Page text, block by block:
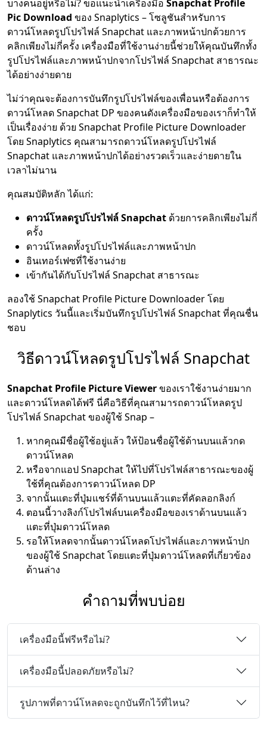
บางคนอยู่หรือไม่? ขอแนะนำเครื่องมือ Snapchat Profile
Pic Download ของ Snaplytics – โซลูชันสำหรับการ
ดาวน์โหลดรูปโปรไฟล์ Snapchat และภาพหน้าปกด้วยการ
คลิกเพียงไม่กี่ครั้ง เครื่องมือที่ใช้งานง่ายนี้ช่วยให้คุณบันทึกทั้ง
รูปโปรไฟล์และภาพหน้าปกจากโปรไฟล์ Snapchat สาธารณะ
ได้อย่างง่ายดาย
ไม่ว่าคุณจะต้องการบันทึกรูปโปรไฟล์ของเพื่อนหรือต้องการ
ดาวน์โหลด Snapchat DP ของคนดังเครื่องมือของเราก็ทำให้
เป็นเรื่องง่าย ด้วย Snapchat Profile Picture Downloader
โดย Snaplytics คุณสามารถดาวน์โหลดรูปโปรไฟล์
Snapchat และภาพหน้าปกได้อย่างรวดเร็วและง่ายดายใน
เวลาไม่นาน
คุณสมบัติหลัก ได้แก่:
ดาวน์โหลดรูปโปรไฟล์ Snapchat ด้วยการคลิกเพียงไม่กี่
ครั้ง
ดาวน์โหลดทั้งรูปโปรไฟล์และภาพหน้าปก
อินเทอร์เฟซที่ใช้งานง่าย
เข้ากันได้กับโปรไฟล์ Snapchat สาธารณะ
ลองใช้ Snapchat Profile Picture Downloader โดย
Snaplytics วันนี้และเริ่มบันทึกรูปโปรไฟล์ Snapchat ที่คุณชื่น
ชอบ
วิธีดาวน์โหลดรูปโปรไฟล์ Snapchat
Snapchat Profile Picture Viewerของเราใช้งานง่ายมาก
และดาวน์โหลดได้ฟรี นี่คือวิธีที่คุณสามารถดาวน์โหลดรูป
โปรไฟล์ Snapchat ของผู้ใช้ Snap –
หากคุณมีชื่อผู้ใช้อยู่แล้ว ให้ป้อนชื่อผู้ใช้ด้านบนแล้วกด
ดาวน์โหลด
หรือจากแอป Snapchat ให้ไปที่โปรไฟล์สาธารณะของผู้
ใช้ที่คุณต้องการดาวน์โหลด DP
จากนั้นแตะที่ปุ่มแชร์ที่ด้านบนแล้วแตะที่คัดลอกลิงก์
ตอนนี้วางลิงก์โปรไฟล์บนเครื่องมือของเราด้านบนแล้ว
แตะที่ปุ่มดาวน์โหลด
รอให้โหลดจากนั้นดาวน์โหลดโปรไฟล์และภาพหน้าปก
ของผู้ใช้ Snapchat โดยแตะที่ปุ่มดาวน์โหลดที่เกี่ยวข้อง
ด้านล่าง
คำถามที่พบบ่อย
เครื่องมือนี้ฟรีหรือไม่?
เครื่องมือนี้ปลอดภัยหรือไม่?
รูปภาพที่ดาวน์โหลดจะถูกบันทึกไว้ที่ไหน?